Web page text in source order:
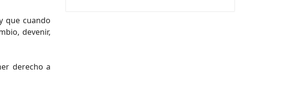
que cuando
devenir,
derecho a